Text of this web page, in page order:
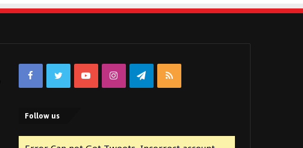
FacebookTwitterYouTubeInstagramTelegram
RSS
Follow us